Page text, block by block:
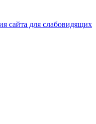
сайта для слабовидящих